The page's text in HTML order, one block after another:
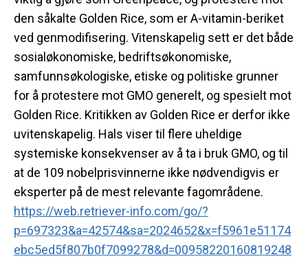
den såkalte Golden Rice, som er A-vitamin-beriket
ved genmodifisering. Vitenskapelig sett er det både
sosialøkonomiske, bedriftsøkonomiske,
samfunnsøkologiske, etiske og politiske grunner
for å protestere mot GMO generelt, og spesielt mot
Golden Rice. Kritikken av Golden Rice er derfor ikke
uvitenskapelig. Hals viser til flere uheldige
systemiske konsekvenser av å ta i bruk GMO, og til
at de 109 nobelprisvinnerne ikke nødvendigvis er
eksperter på de mest relevante fagområdene.
https://web.retriever-info.com/go/?
p=697323&a=42574&sa=2024652&x=f5961e51174
ebc5ed5f807b0f7099278&d=00958220160819248